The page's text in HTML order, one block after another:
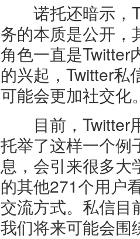
诺托还暗示，
务的本质是公开，
角色一直是Twitter
的兴起，Twitter私
可能会更加社交化
目前，Twitter用
托举了这样一个例
息，会引来很多大
的其他271个用户
交流方式。私信目
我们将来可能会围